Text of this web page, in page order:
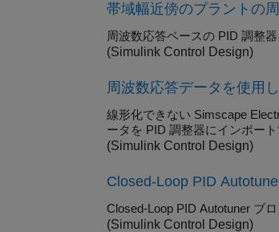
帯域幅近傍のプラントの
周波数応答ベースの PID 調整器
(Simulink Control Design)
周波数応答データを使用
線形化できない Simscape
ータを PID 調整器にインポート
(Simulink Control Design)
Closed-Loop PID
Closed-Loop PID Autotuner ブ
(Simulink Control Design)